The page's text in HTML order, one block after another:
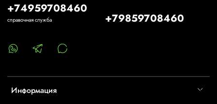
Информация
+74959708460
справочная служба +79859708460